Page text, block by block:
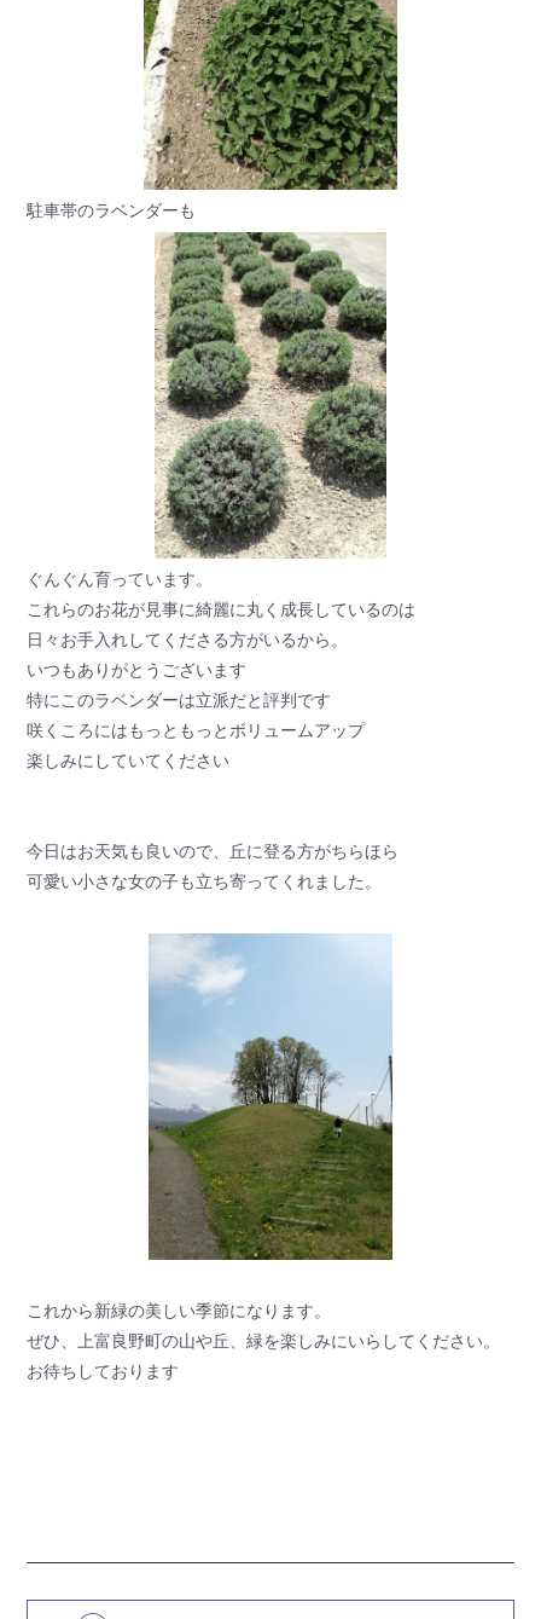
駐車帯のラベンダーも
ぐんぐん育っています。
これらのお花が見事に綺麗に丸く成長しているのは
日々お手入れしてくださる方がいるから。
いつもありがとうございます
特にこのラベンダーは立派だと評判です
咲くころにはもっともっとボリュームアップ
楽しみにしていてください
今日はお天気も良いので、丘に登る方がちらほら
可愛い小さな女の子も立ち寄ってくれました。
これから新緑の美しい季節になります。
ぜひ、上富良野町の山や丘、緑を楽しみにいらしてください。
お待ちしております